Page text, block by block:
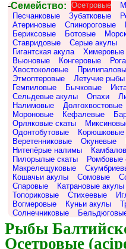
-Семейство: Осетровые
Песчанковые
Зубатковые
Атериновые
Спинороговые
Бериксовые
Ботовые
Ставридовые
Серые акулы
Гигантская акула
Химеровые
Вьюновые
Конгеровые
Хвостоколовые
Этмоптеровые
Летучие рыбы
Гемпиловые
Бычковые
Сельдевые акулы
Опахи
Налимовые
Долгохвостовые
Мороновые
Кефалевые
Орляковые скаты
Одонтобутовые
Корюшковые
Веретенниковые
Окуневые
Нитепёрые налимы
Пилорылые скаты
Ромбовые
Макрелещуковые
Кошачьи акулы
Сомовые
Спаровые
Катрановые акулы
Топориковые
Стихеевые
Вогмеровые
Куньи акулы
Солнечниковые
Рыбы
Осетровые